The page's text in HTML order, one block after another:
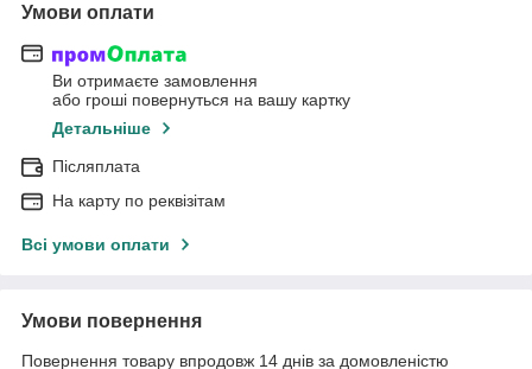
Умови оплати
Ви отримаєте замовлення
або гроші повернуться на вашу картку
Детальніше
Післяплата
На карту по реквізітам
Всі умови оплати
Умови повернення
Повернення товару впродовж 14 днів за домовленістю